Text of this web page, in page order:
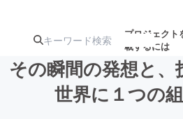
プロジェクト
載するには
その瞬間の発想と、
世界に１つの